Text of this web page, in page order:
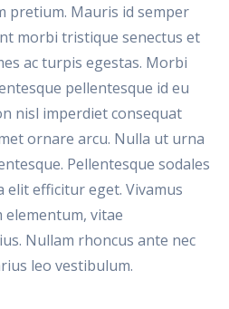
pretium. Mauris id semper
morbi tristique senectus et
ac turpis egestas. Morbi
pellentesque id eu
nisl imperdiet consequat
ornare arcu. Nulla ut urna
Pellentesque sodales
elit efficitur eget. Vivamus
elementum, vitae
Nullam rhoncus ante nec
leo vestibulum.